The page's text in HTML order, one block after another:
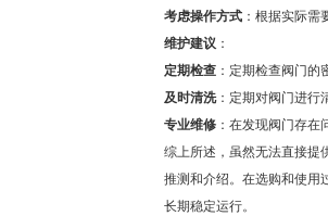
考虑操作方式 ：根据实际需
维护建议 ：
定期检查 ：定期检查阀门
及时清洗：定期对阀门进行
专业维修 ：在发现阀门存
综上所述，虽然无法直接提
推测和介绍。在选购和使用
长期稳定运行。